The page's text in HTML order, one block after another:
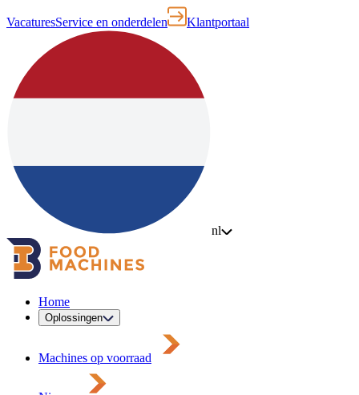
VacaturesService en onderdelen Klantportaal
nl
Home
Oplossingen
Machines op voorraad